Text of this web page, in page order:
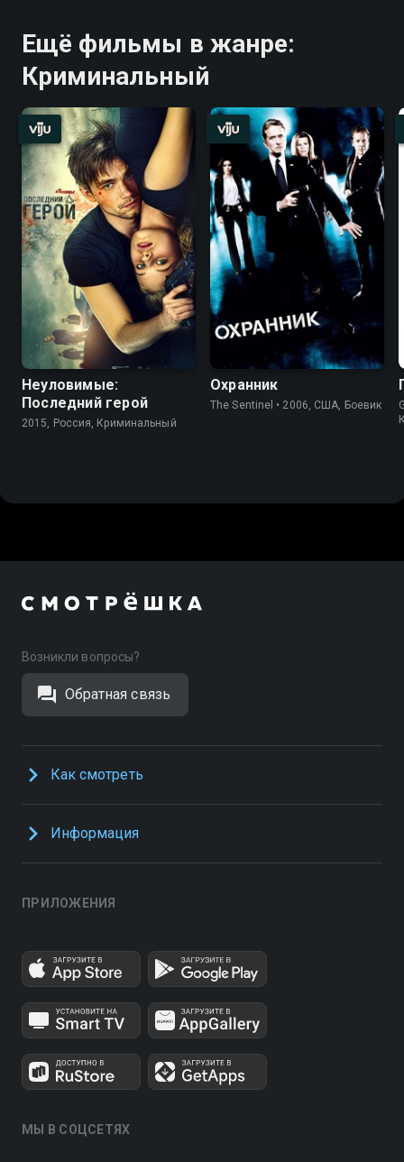
Ещё фильмы в жанре:
Криминальный
Неуловимые:
Последний герой
2015, Россия, Криминальный
Охранник
The Sentinel • 2006, США, Боевик
Возникли вопросы?
Обратная связь
Как смотреть
Информация
ПРИЛОЖЕНИЯ
МЫ В СОЦСЕТЯХ